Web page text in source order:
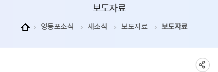
보도자료
영등포소식 새소식 보도자료 보도자료